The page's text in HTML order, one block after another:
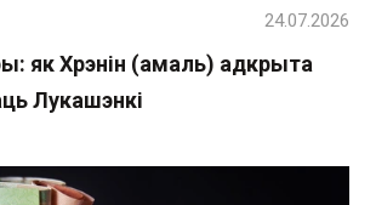
як Хрэнін (амаль) адкрыта
Лукашэнкі
24.07.2026